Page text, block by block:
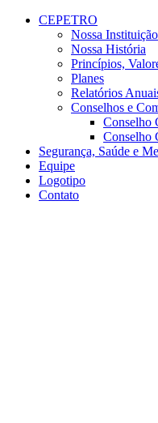
Conteúdo principal
CEPETRO
Nossa Instituição
Nossa História
Princípios,
Planes
Relatórios
Conselhos e
Conselho
Conselho
Segurança, Saúde e
Equipe
Logotipo
Contato